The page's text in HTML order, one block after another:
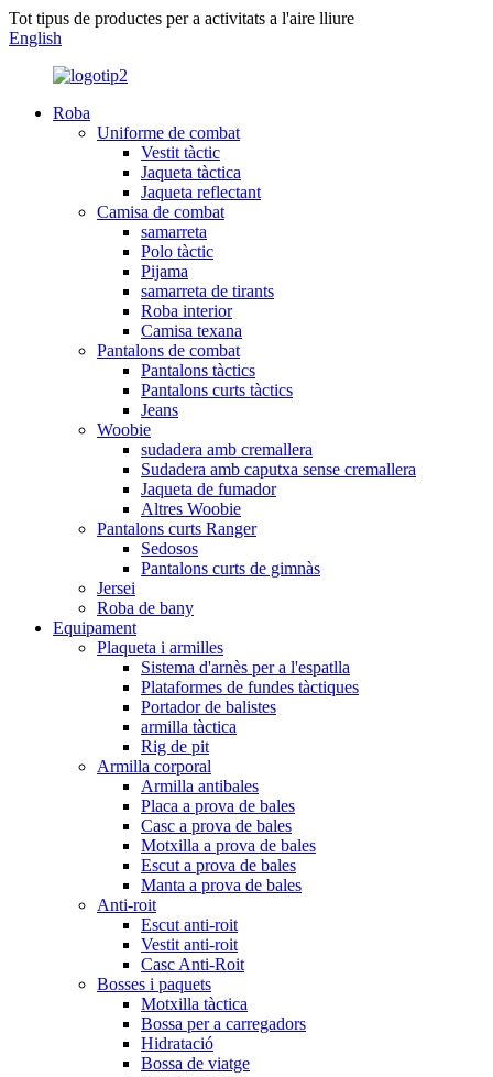
Tot tipus de productes per a activitats a l'aire lliure
English
Roba
Uniforme de combat
Vestit tàctic
Jaqueta tàctica
Jaqueta reflectant
Camisa de combat
samarreta
Polo tàctic
Pijama
samarreta de tirants
Roba interior
Camisa texana
Pantalons de combat
Pantalons tàctics
Pantalons curts tàctics
Jeans
Woobie
sudadera amb cremallera
Sudadera amb caputxa sense cremallera
Jaqueta de fumador
Altres Woobie
Pantalons curts Ranger
Sedosos
Pantalons curts de gimnàs
Jersei
Roba de bany
Equipament
Plaqueta i armilles
Sistema d'arnès per a l'espatlla
Plataformes de fundes tàctiques
Portador de balistes
armilla tàctica
Rig de pit
Armilla corporal
Armilla antibales
Placa a prova de bales
Casc a prova de bales
Motxilla a prova de bales
Escut a prova de bales
Manta a prova de bales
Anti-roit
Escut anti-roit
Vestit anti-roit
Casc Anti-Roit
Bosses i paquets
Motxilla tàctica
Bossa per a carregadors
Hidratació
Bossa de viatge